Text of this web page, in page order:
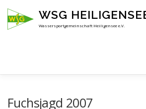
Inhalt
springen
WSG
Wassersportgemeinschaft Heiligensee e.V.
Fuchsjagd 2007